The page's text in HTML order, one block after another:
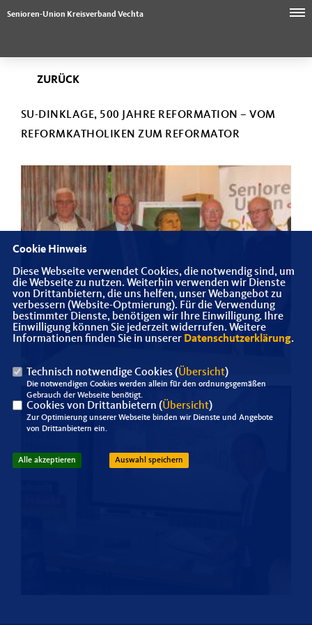
Senioren-Union Kreisverband Vechta
ZURÜCK
SU-DINKLAGE, 500 JAHRE REFORMATION – VOM
REFORMKATHOLIKEN ZUM REFORMATOR
Cookie Hinweis
Diese Webseite verwendet Cookies, die notwendig sind, um
die Webseite zu nutzen. Weiterhin verwenden wir Dienste
von Drittanbietern, die uns helfen, unser Webangebot zu
verbessern (Website-Optmierung). Für die Verwendung
bestimmter Dienste, benötigen wir Ihre Einwilligung. Ihre
Einwilligung können Sie jederzeit widerrufen. Weitere
Informationen finden Sie in unserer Datenschutzerklärung.
Technisch notwendige Cookies (Übersicht)
Die notwendigen Cookies werden allein für den ordnungsgemäßen
Gebrauch der Webseite benötigt.
Cookies von Drittanbietern (Übersicht)
Zur Optimierung unserer Webseite binden wir Dienste und Angebote
von Drittanbietern ein.
Alle akzeptieren Auswahl speichern